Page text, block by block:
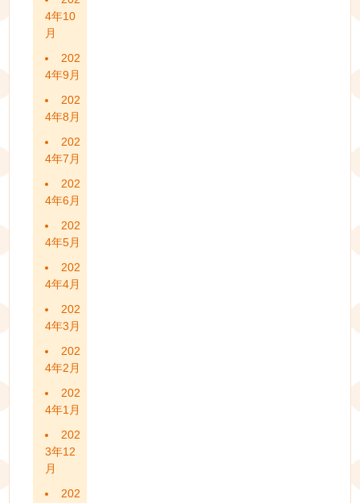
4年10
月
202
4年9月
202
4年8月
202
4年7月
202
4年6月
202
4年5月
202
4年4月
202
4年3月
202
4年2月
202
4年1月
202
3年12
月
202